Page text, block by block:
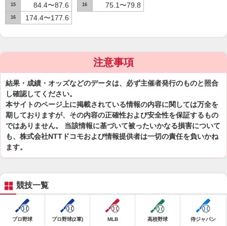
15 84.4〜87.6
16 174.4〜177.6
16 75.1〜79.8
注意事項
結果・成績・オッズなどのデータは、必ず主催者発行のものと照合
し確認してください。
本サイトのページ上に掲載されている情報の内容に関しては万全を
期しておりますが、その内容の正確性および安全性を保証するもの
ではありません。 当該情報に基づいて被ったいかなる損害について
も、株式会社NTTドコモおよび情報提供者は一切の責任を負いかね
ます。
競技一覧
プロ野球 プロ野球(2軍) MLB 高校野球 侍ジャパン